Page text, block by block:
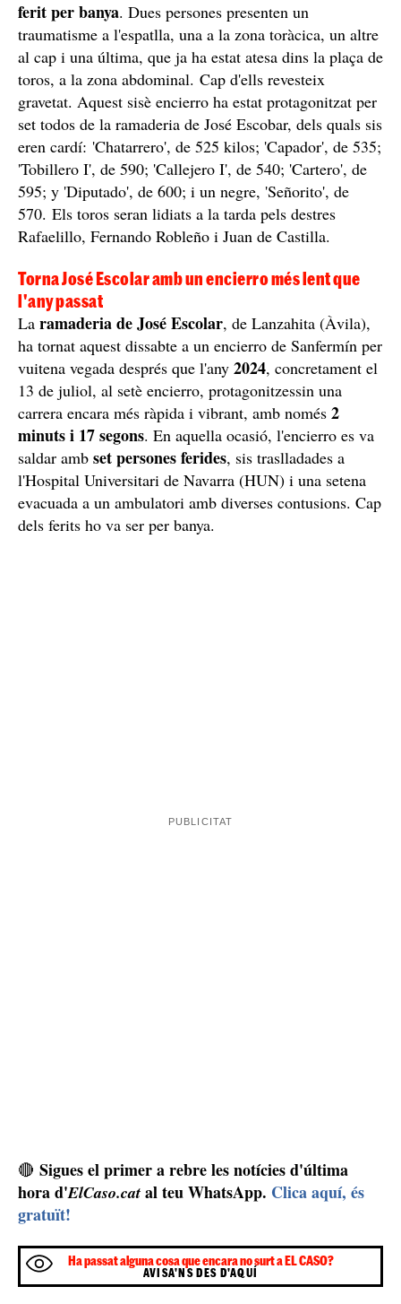
ferit per banya. Dues persones presenten un
traumatisme a l'espatlla, una a la zona toràcica, un altre
al cap i una última, que ja ha estat atesa dins la plaça de
toros, a la zona abdominal. Cap d'ells revesteix
gravetat. Aquest sisè encierro ha estat protagonitzat per
set todos de la ramaderia de José Escobar, dels quals sis
eren cardí: 'Chatarrero', de 525 kilos; 'Capador', de 535;
'Tobillero I', de 590; 'Callejero I', de 540; 'Cartero', de
595; y 'Diputado', de 600; i un negre, 'Señorito', de
570. Els toros seran lidiats a la tarda pels destres
Rafaelillo, Fernando Robleño i Juan de Castilla.
Torna José Escolar amb un encierro més lent que
l'any passat
La ramaderia de José Escolar, de Lanzahita (Àvila),
ha tornat aquest dissabte a un encierro de Sanfermín per
vuitena vegada després que l'any 2024, concretament el
13 de juliol, al setè encierro, protagonitzessin una
carrera encara més ràpida i vibrant, amb només 2
minuts i 17 segons. En aquella ocasió, l'encierro es va
saldar amb set persones ferides, sis traslladades a
l'Hospital Universitari de Navarra (HUN) i una setena
evacuada a un ambulatori amb diverses contusions. Cap
dels ferits ho va ser per banya.
🔴 Sigues el primer a rebre les notícies d'última
hora d'ElCaso.cat al teu WhatsApp. Clica aquí, és
gratuït!
Ha passat alguna cosa que encara no surt a EL CASO?
AVISA'NS DES D'AQUÍ